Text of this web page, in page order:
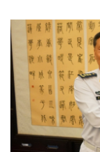
จดหมาย มาสอบถา